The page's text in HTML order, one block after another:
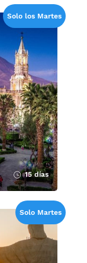
Solo los Martes
15 días
Solo Martes